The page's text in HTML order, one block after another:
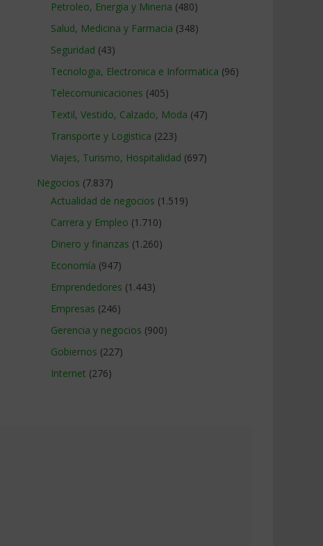
Petroleo, Energia y Mineria (480)
Salud, Medicina y Farmacia (348)
Seguridad (43)
Tecnologia, Electronica e Informatica (96)
Telecomunicaciones (405)
Textil, Vestido, Calzado, Moda (47)
Transporte y Logistica (223)
Viajes, Turismo, Hospitalidad (697)
Negocios (7.837)
Actualidad de negocios (1.519)
Carrera y Empleo (1.710)
Dinero y finanzas (1.260)
Economía (947)
Emprendedores (1.443)
Empresas (246)
Gerencia y negocios (900)
Gobiernos (227)
Internet (276)